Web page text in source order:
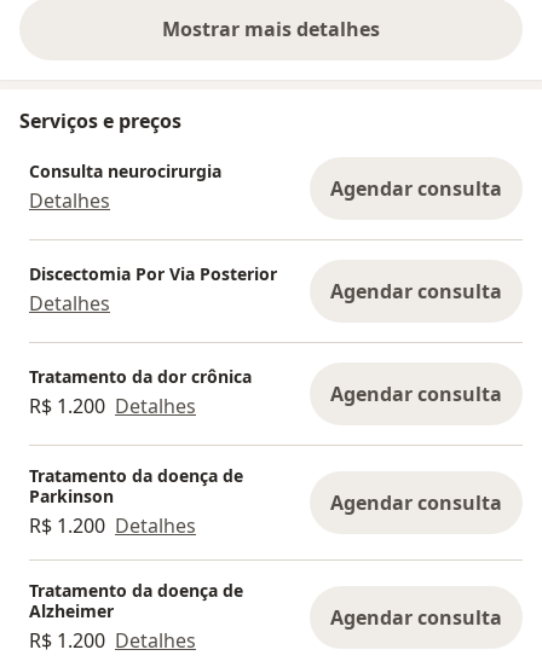
Mostrar mais detalhes
sobre a experiência
Serviços e preços
Consulta neurocirurgia
Detalhes Agendar consulta
Discectomia Por Via Posterior
Detalhes Agendar consulta
Tratamento da dor crônica
R$ 1.200 Detalhes Agendar consulta
Tratamento da doença de
Parkinson
R$ 1.200 Detalhes
Agendar consulta
Tratamento da doença de
Alzheimer
R$ 1.200 Detalhes
Agendar consulta